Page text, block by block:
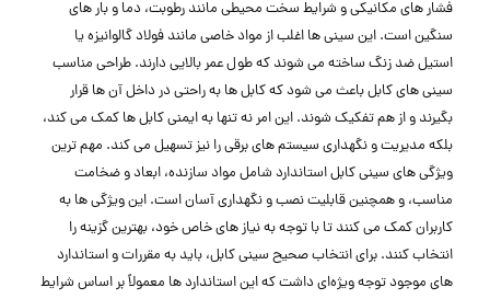
فشار های مکانیکی و شرایط سخت محیطی مانند رطوبت، دما و بار های
سنگین است. این سینی ‌ها اغلب از مواد خاصی مانند فولاد گالوانیزه یا
استیل ضد زنگ ساخته می ‌شوند که طول عمر بالایی دارند. طراحی مناسب
سینی ‌های کابل باعث می ‌شود که کابل ‌ها به راحتی در داخل آن‌ ها قرار
بگیرند و از هم تفکیک شوند. این امر نه تنها به ایمنی کابل ‌ها کمک می‌ کند،
بلکه مدیریت و نگهداری سیستم ‌های برقی را نیز تسهیل می ‌کند. مهم‌ ترین
ویژگی ‌های سینی کابل استاندارد شامل مواد سازنده، ابعاد و ضخامت
مناسب، و همچنین قابلیت نصب و نگهداری آسان است. این ویژگی ‌ها به
کاربران کمک می ‌کنند تا با توجه به نیاز های خاص خود، بهترین گزینه را
انتخاب کنند. برای انتخاب صحیح سینی کابل، باید به مقررات و استاندارد
های موجود توجه ویژه‌ای داشت که این استاندارد ها معمولاً بر اساس شرایط